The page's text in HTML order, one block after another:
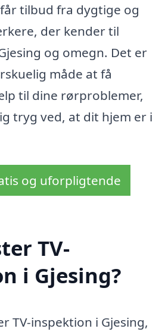
tilbud fra dygtige og
der kender til
og omegn. Det er
måde at få
til dine rørproblemer,
tryg ved, at dit hjem er i
og uforpligtende
TV-
i Gjesing?
TV-inspektion i Gjesing,